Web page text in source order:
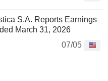
S.A. Reports Earnings
March 31, 2026
07/05